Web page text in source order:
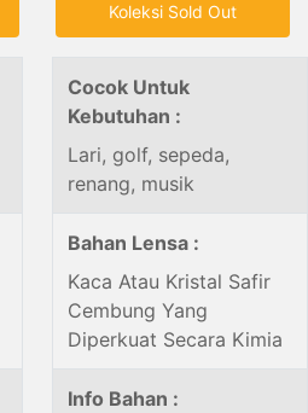
Koleksi Sold Out
Cocok Untuk
Kebutuhan :
Lari, golf, sepeda,
renang, musik
Bahan Lensa :
Kaca Atau Kristal Safir
Cembung Yang
Diperkuat Secara Kimia
Info Bahan :